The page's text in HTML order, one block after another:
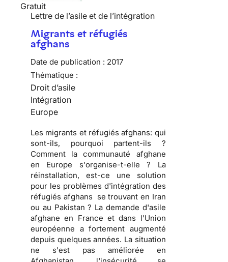
Gratuit
Lettre de l’asile et de l’intégration
Migrants et réfugiés
afghans
Date de publication : 2017
Thématique :
Droit d’asile
Intégration
Europe
Les migrants et réfugiés afghans: qui
sont-ils, pourquoi partent-ils ?
Comment la communauté afghane
en Europe s'organise-t-elle ? La
réinstallation, est-ce une solution
pour les problèmes d'intégration des
réfugiés afghans se trouvant en Iran
ou au Pakistan ? La demande d'asile
afghane en France et dans l'Union
européenne a fortement augmenté
depuis quelques années. La situation
ne s'est pas améliorée en